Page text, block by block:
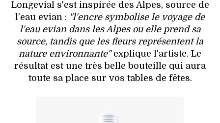
Longevial s'est inspirée des Alpes, source de
l'eau evian : "l'encre symbolise le voyage de
l'eau evian dans les Alpes ou elle prend sa
source, tandis que les fleurs représentent la
nature environnante"explique l'artiste. Le
résultat est une très belle bouteille qui aura
toute sa place sur vos tables de fêtes.